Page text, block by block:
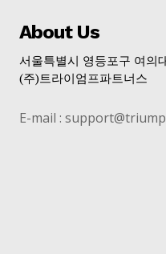
About Us
서울특별시 영등포구 여의
(주)트라이엄프파트너스
E-mail :